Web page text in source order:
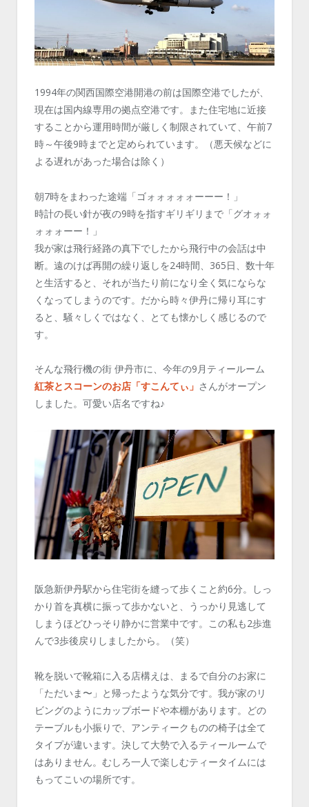
1994年の関西国際空港開港の前は国際空港でしたが、
現在は国内線専用の拠点空港です。また住宅地に近接
することから運用時間が厳しく制限されていて、午前7
時～午後9時までと定められています。（悪天候などに
よる遅れがあった場合は除く）
朝7時をまわった途端「ゴォォォォォーーー！」
時計の長い針が夜の9時を指すギリギリまで「グオォォ
ォォォーー！」
我が家は飛行経路の真下でしたから飛行中の会話は中
断。遠のけば再開の繰り返しを24時間、365日、数十年
と生活すると、それが当たり前になり全く気にならな
くなってしまうのです。だから時々伊丹に帰り耳にす
ると、騒々しくではなく、とても懐かしく感じるので
す。
そんな飛行機の街 伊丹市に、今年の9月ティールーム
紅茶とスコーンのお店「すこんてぃ」 さんがオープン
しました。可愛い店名ですね♪
阪急新伊丹駅から住宅街を縫って歩くこと約6分。しっ
かり首を真横に振って歩かないと、うっかり見逃して
しまうほどひっそり静かに営業中です。この私も2歩進
んで3歩後戻りしましたから。（笑）
靴を脱いで靴箱に入る店構えは、まるで自分のお家に
「ただいま〜」と帰ったような気分です。我が家のリ
ビングのようにカップボードや本棚があります。どの
テーブルも小振りで、アンティークものの椅子は全て
タイプが違います。決して大勢で入るティールームで
はありません。むしろ一人で楽しむティータイムには
もってこいの場所です。